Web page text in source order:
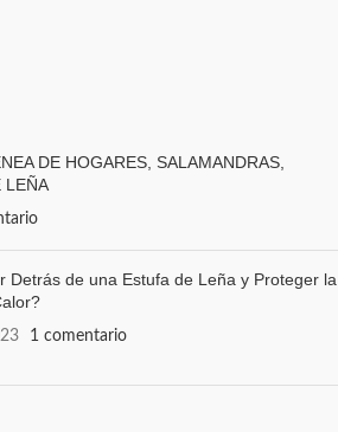
DE HOGARES, SALAMANDRAS,
LEÑA
Detrás de una Estufa de Leña y Proteger la
1 comentario